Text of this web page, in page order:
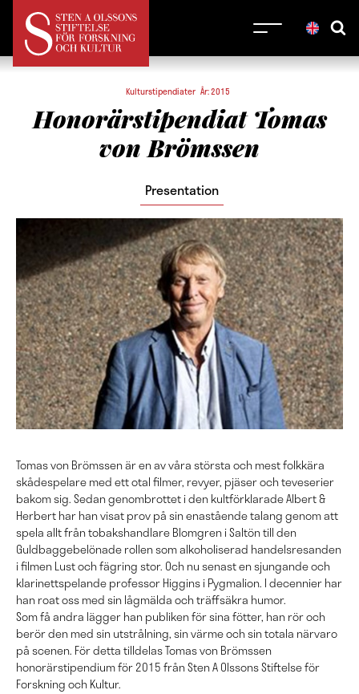
Kulturstipendiater År: 2015
Honorärstipendiat Tomas
von Brömssen
Presentation
Tomas von Brömssen är en av våra största och mest folkkära
skådespelare med ett otal filmer, revyer, pjäser och teveserier
bakom sig. Sedan genombrottet i den kultförklarade Albert &
Herbert har han visat prov på sin enastående talang genom att
spela allt från tobakshandlare Blomgren i Saltön till den
Guldbaggebelönade rollen som alkoholiserad handelsresanden
i filmen Lust och fägring stor. Och nu senast en sjungande och
klarinettspelande professor Higgins i Pygmalion. I decennier har
han roat oss med sin lågmälda och träffsäkra humor.
Som få andra lägger han publiken för sina fötter, han rör och
berör den med sin utstrålning, sin värme och sin totala närvaro
på scenen. För detta tilldelas Tomas von Brömssen
honorärstipendium för 2015 från Sten A Olssons Stiftelse för
Forskning och Kultur.